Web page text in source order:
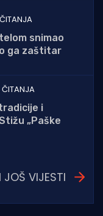
snimao
ga zaštitar
ČITANJA
i
„Paške
JOŠ VIJESTI